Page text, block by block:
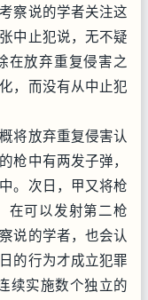
察说的学者关注这
中止犯说，无不疑
在放弃重复侵害之
，而没有从中止犯
放弃重复侵害认
枪中有两发子弹，
。次日，甲又将枪
在可以发射第二枪
说的学者，也会认
的行为才成立犯罪
续实施数个独立的